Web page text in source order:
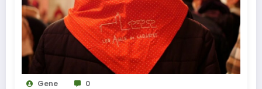
Gene 0